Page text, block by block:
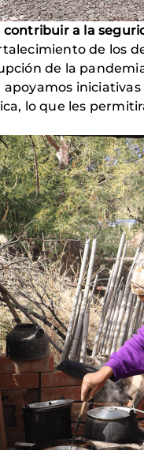
a la
de los
de la
apoyamos
lo que les